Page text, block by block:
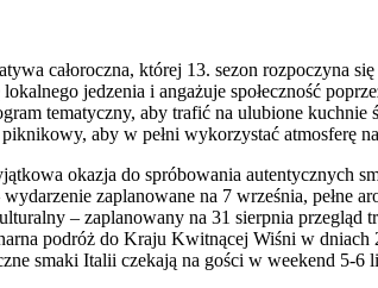
całoroczna, której 13. sezon rozpoczyna
jedzenia i angażuje społeczność
tematyczny, aby trafić na ulubione kuchnie
aby w pełni wykorzystać atmosferę
okazja do spróbowania autentycznych
zaplanowane na 7 września, pełne
– zaplanowany na 31 sierpnia przegląd
podróż do Kraju Kwitnącej Wiśni w dniach
smaki Italii czekają na gości w weekend 5-6